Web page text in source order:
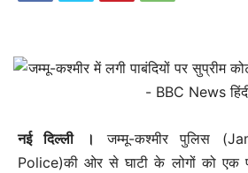
नई दिल्‍ली ।
जम्मू-कश्मीर पुलिस
Police)की ओर से घाटी के लोगों को एक